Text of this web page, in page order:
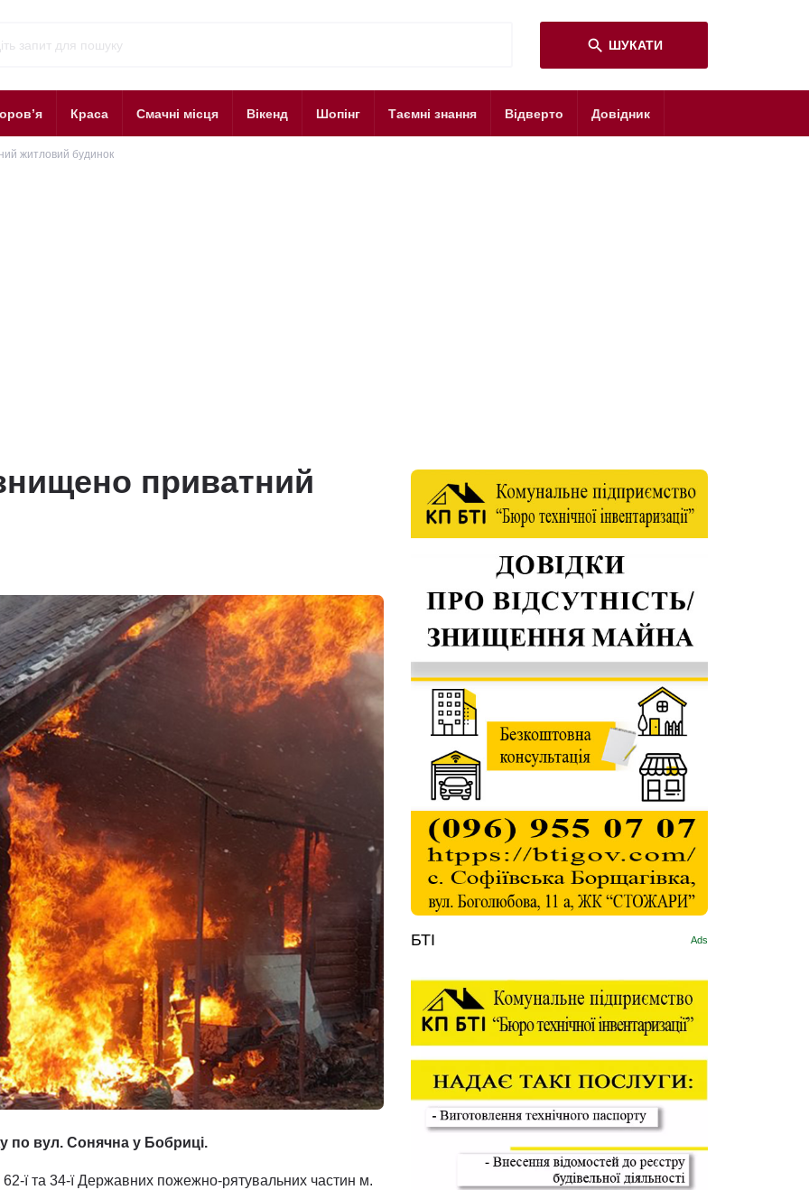
search ШУКАТИ
Краса Смачні місця Вікенд Шопінг Таємні знання Відверто Довідник
житловий будинок
приватний
по вул. Сонячна у Бобриці.
62-ї та 34-ї Державних пожежно-рятувальних частин м.
БТІ Ads